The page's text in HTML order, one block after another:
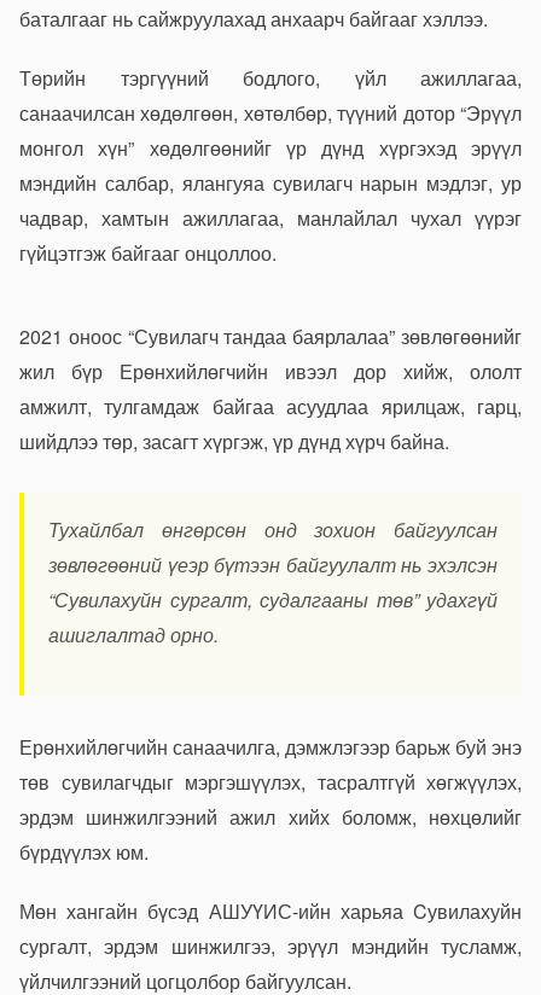
баталгааг нь сайжруулахад анхаарч байгааг хэллээ.
Төрийн тэргүүний бодлого, үйл ажиллагаа,
санаачилсан хөдөлгөөн, хөтөлбөр, түүний дотор “Эрүүл
монгол хүн” хөдөлгөөнийг үр дүнд хүргэхэд эрүүл
мэндийн салбар, ялангуяа сувилагч нарын мэдлэг, ур
чадвар, хамтын ажиллагаа, манлайлал чухал үүрэг
гүйцэтгэж байгааг онцоллоо.
2021 оноос “Сувилагч тандаа баярлалаа” зөвлөгөөнийг
жил бүр Ерөнхийлөгчийн ивээл дор хийж, ололт
амжилт, тулгамдаж байгаа асуудлаа ярилцаж, гарц,
шийдлээ төр, засагт хүргэж, үр дүнд хүрч байна.
Тухайлбал өнгөрсөн онд зохион байгуулсан
зөвлөгөөний үеэр бүтээн байгуулалт нь эхэлсэн
“Сувилахуйн сургалт, судалгааны төв” удахгүй
ашиглалтад орно.
Ерөнхийлөгчийн санаачилга, дэмжлэгээр барьж буй энэ
төв сувилагчдыг мэргэшүүлэх, тасралтгүй хөгжүүлэх,
эрдэм шинжилгээний ажил хийх боломж, нөхцөлийг
бүрдүүлэх юм.
Мөн хангайн бүсэд АШУҮИС-ийн харьяа Cувилахуйн
сургалт, эрдэм шинжилгээ, эрүүл мэндийн тусламж,
үйлчилгээний цогцолбор байгуулсан.